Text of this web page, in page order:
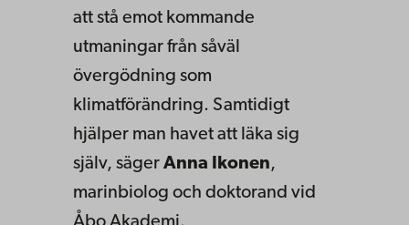
att stå emot kommande
utmaningar från såväl
övergödning som
klimatförändring. Samtidigt
hjälper man havet att läka sig
själv, säger Anna Ikonen,
marinbiolog och doktorand vid